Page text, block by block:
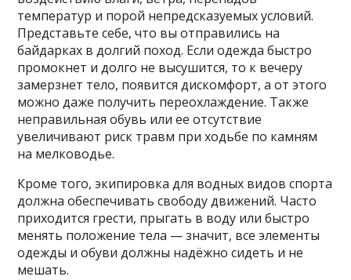
температур и порой непредсказуемых условий.
Представьте себе, что вы отправились на
байдарках в долгий поход. Если одежда быстро
промокнет и долго не высушится, то к вечеру
замерзнет тело, появится дискомфорт, а от этого
можно даже получить переохлаждение. Также
неправильная обувь или ее отсутствие
увеличивают риск травм при ходьбе по камням
на мелководье.
Кроме того, экипировка для водных видов спорта
должна обеспечивать свободу движений. Часто
приходится грести, прыгать в воду или быстро
менять положение тела — значит, все элементы
одежды и обуви должны надёжно сидеть и не
мешать.